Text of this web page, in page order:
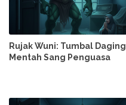
Rujak Wuni: Tumbal Daging
Mentah Sang Penguasa